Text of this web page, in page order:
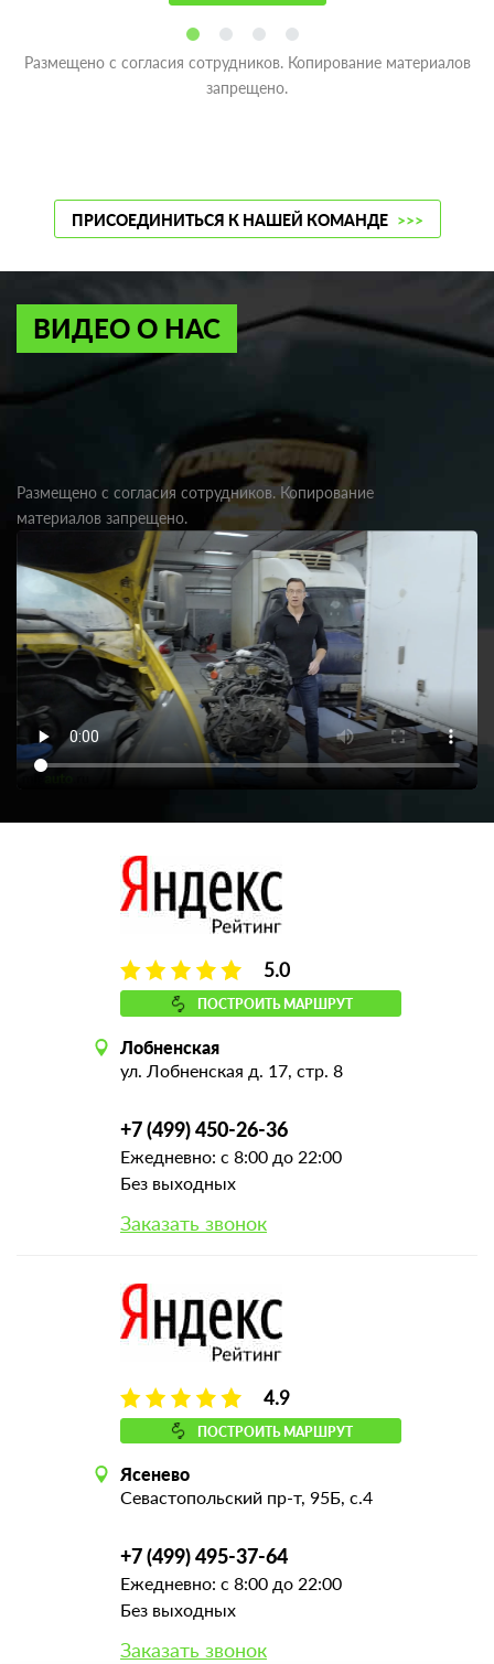
Размещено с согласия сотрудников. Копирование материалов
запрещено.
ПРИСОЕДИНИТЬСЯ К НАШЕЙ КОМАНДЕ >>>
ВИДЕО О НАС
Размещено с согласия сотрудников. Копирование
материалов запрещено.
5.0
ПОСТРОИТЬ МАРШРУТ
Лобненская
ул. Лобненская д. 17, стр. 8
+7 (499) 450-26-36
Ежедневно: с 8:00 до 22:00
Без выходных
Заказать звонок
4.9
ПОСТРОИТЬ МАРШРУТ
Ясенево
Севастопольский пр-т, 95Б, с.4
+7 (499) 495-37-64
Ежедневно: с 8:00 до 22:00
Без выходных
Заказать звонок